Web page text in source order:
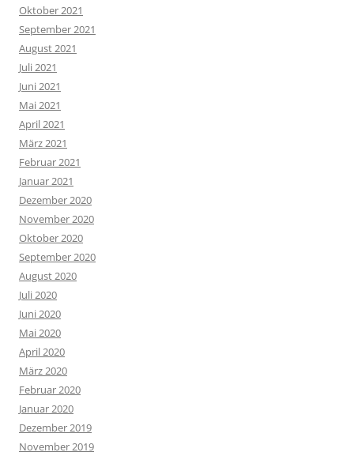
Oktober 2021
September 2021
August 2021
Juli 2021
Juni 2021
Mai 2021
April 2021
März 2021
Februar 2021
Januar 2021
Dezember 2020
November 2020
Oktober 2020
September 2020
August 2020
Juli 2020
Juni 2020
Mai 2020
April 2020
März 2020
Februar 2020
Januar 2020
Dezember 2019
November 2019